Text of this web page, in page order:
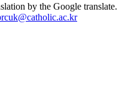
by the Google translate.